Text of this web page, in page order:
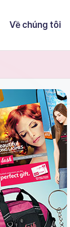
Về chúng tôi